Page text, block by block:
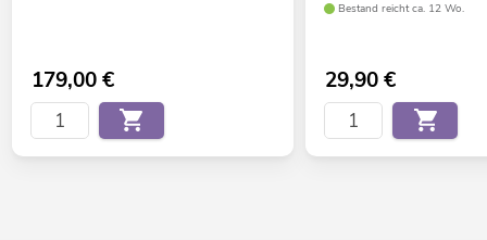
179,00€
Bestand reicht ca. 12 Wo.
29,90€